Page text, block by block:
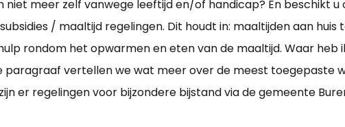
meer zelf vanwege leeftijd en/of handicap? En beschikt u
/ maaltijd regelingen. Dit houdt in: maaltijden aan
rondom het opwarmen en eten van de maaltijd. Waar heb
vertellen we wat meer over de meest toegepaste
er regelingen voor bijzondere bijstand via de gemeente